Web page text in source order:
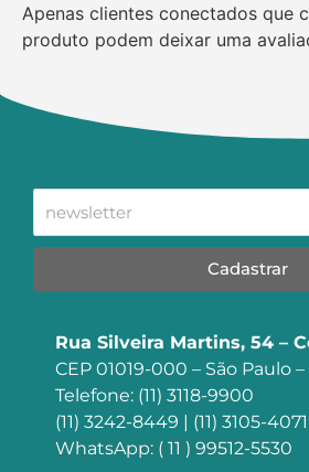
Apenas clientes conectados que
produto podem deixar uma
Cadastrar
Rua Silveira Martins, 54 –
CEP 01019-000 – São Paulo –
Telefone: (11) 3118-9900
(11) 3242-8449 | (11) 3105-4071
WhatsApp: ( 11 ) 99512-5530